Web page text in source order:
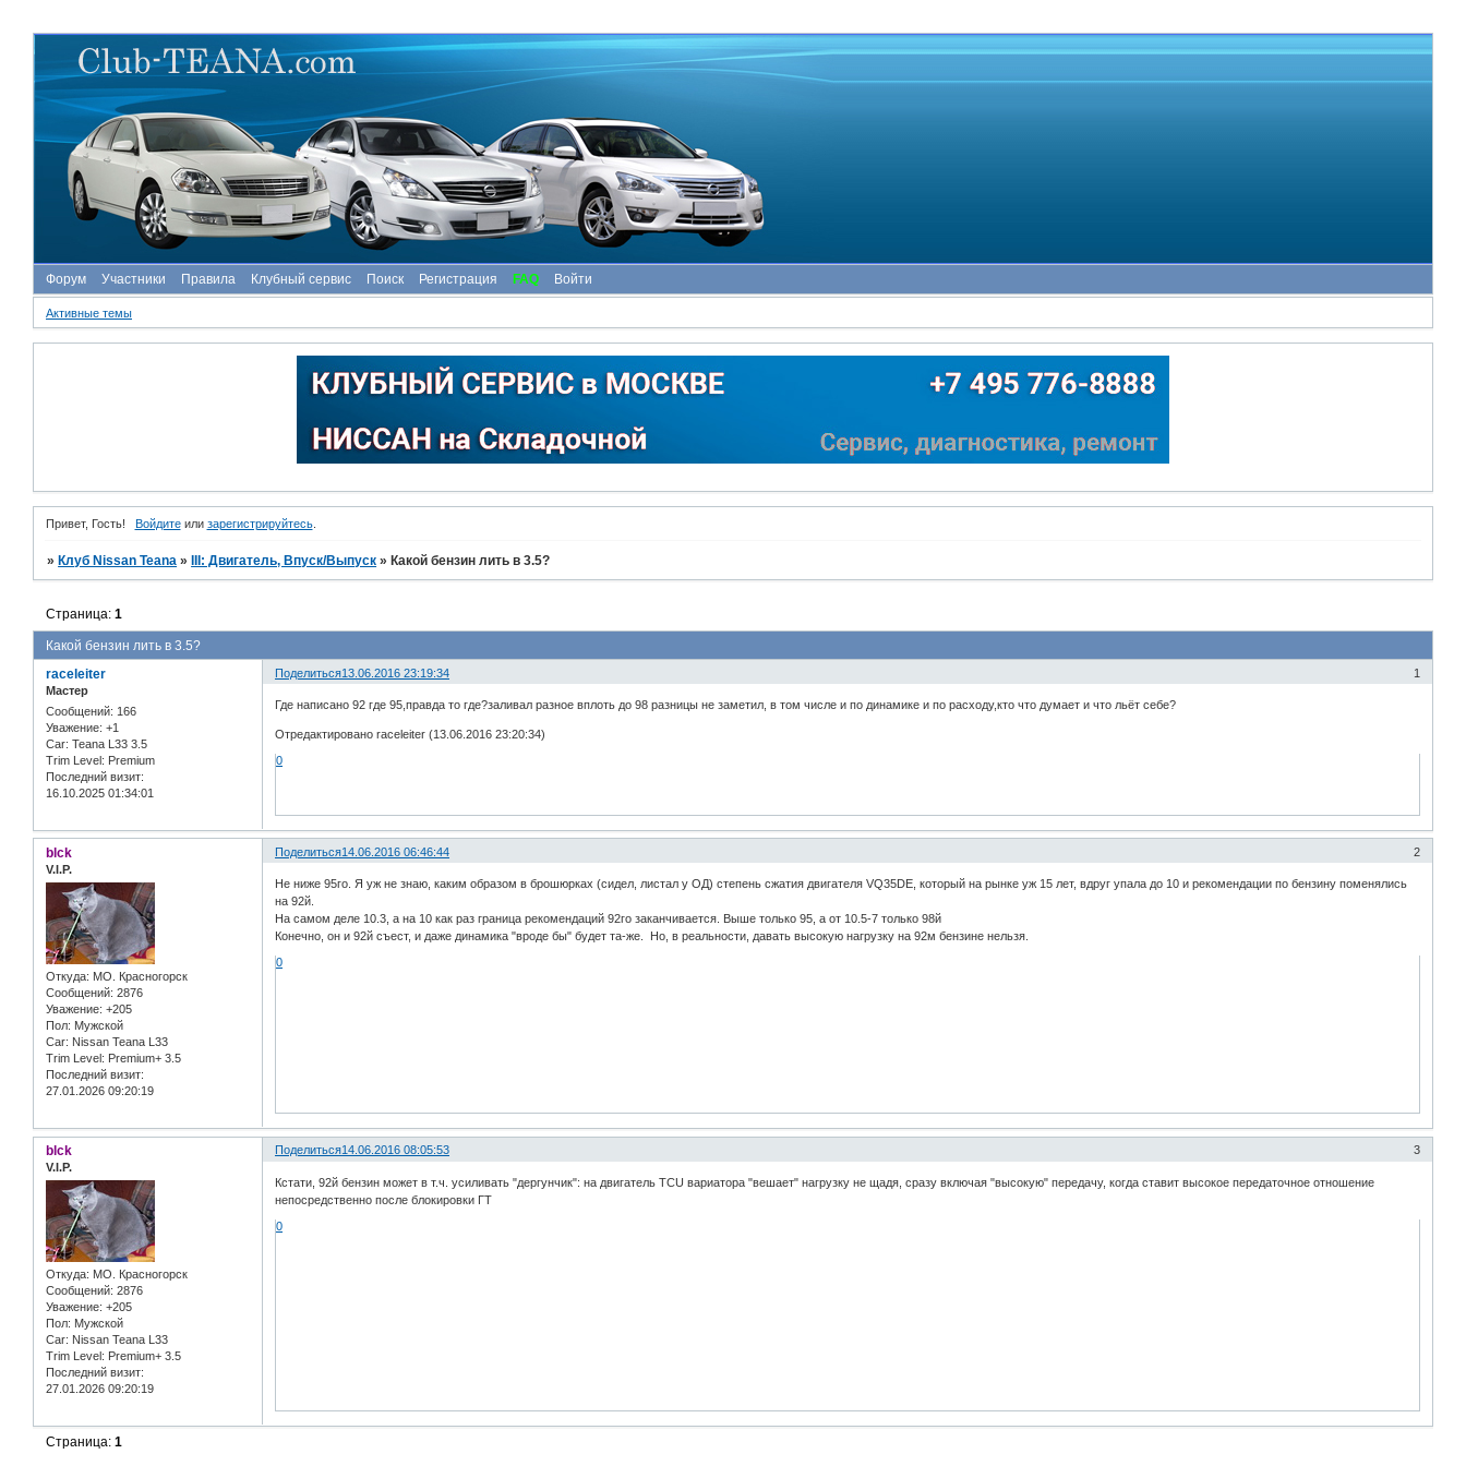
Форум Участники Правила Клубный сервис Поиск Регистрация FAQ Войти
Активные темы
Привет, Гость! Войдитеили зарегистрируйтесь.
» Клуб Nissan Teana » III: Двигатель, Впуск/Выпуск » Какой бензин лить в 3.5?
Какой бензин лить в 3.5?
Страница:1
Поделиться 1
13.06.2016 23:19:34
raceleiter
Мастер
Сообщений: 166
Уважение: +1
Car: Teana L33 3.5
Trim Level: Premium
Последний визит:
16.10.2025 01:34:01
Где написано 92 где 95,правда то где?заливал разное вплоть до 98 разницы не заметил, в том числе и по динамике и по расходу,кто что думает и что льёт себе?
Отредактировано raceleiter (13.06.2016 23:20:34)
0
Поделиться 2
14.06.2016 06:46:44
blck
V.I.P.
Откуда: МО. Красногорск
Сообщений: 2876
Уважение: +205
Пол: Мужской
Car: Nissan Teana L33
Trim Level: Premium+ 3.5
Последний визит:
27.01.2026 09:20:19
Не ниже 95го. Я уж не знаю, каким образом в брошюрках (сидел, листал у ОД) степень сжатия двигателя VQ35DE, который на рынке уж 15 лет, вдруг упала до 10 и рекомендации по бензину поменялись
на 92й.
На самом деле 10.3, а на 10 как раз граница рекомендаций 92го заканчивается. Выше только 95, а от 10.5-7 только 98й
Конечно, он и 92й съест, и даже динамика "вроде бы" будет та-же. Но, в реальности, давать высокую нагрузку на 92м бензине нельзя.
0
Поделиться 3
14.06.2016 08:05:53
blck
V.I.P.
Откуда: МО. Красногорск
Сообщений: 2876
Уважение: +205
Пол: Мужской
Car: Nissan Teana L33
Trim Level: Premium+ 3.5
Последний визит:
27.01.2026 09:20:19
Кстати, 92й бензин может в т.ч. усиливать "дергунчик": на двигатель TCU вариатора "вешает" нагрузку не щадя, сразу включая "высокую" передачу, когда ставит высокое передаточное отношение
непосредственно после блокировки ГТ
0
Страница:1